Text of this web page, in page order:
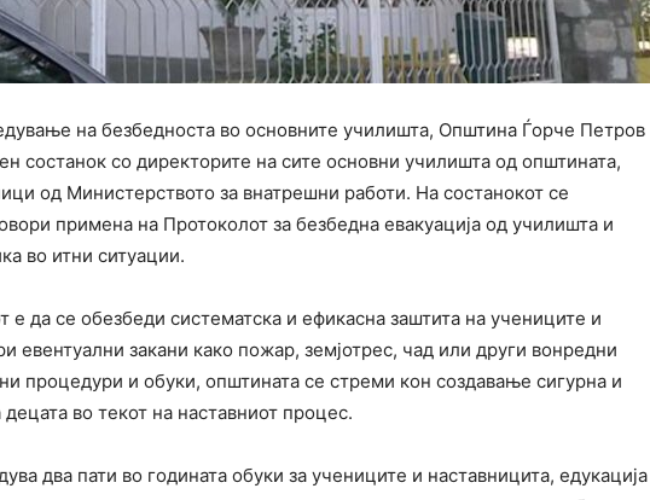
на безбедноста во основните училишта, Општина Ѓорче Петров
состанок со директорите на сите основни училишта од општината,
од Министерството за внатрешни работи. На состанокот се
примена на Протоколот за безбедна евакуација од училишта и
во итни ситуации.
е да се обезбеди систематска и ефикасна заштита на учениците и
евентуални закани како пожар, земјотрес, чад или други вонредни
процедури и обуки, општината се стреми кон создавање сигурна и
во текот на наставниот процес.
два пати во годината обуки за учениците и наставницита, едукација